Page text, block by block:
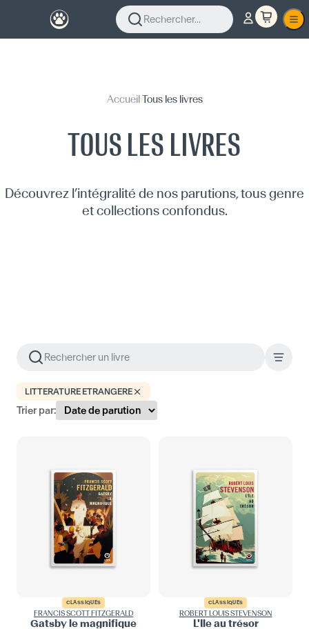
Rechercher...
Accueil›Tous les livres
TOUS LES LIVRES
Découvrez l’intégralité de nos parutions, tous genre
et collections confondus.
LITTERATURE ETRANGERE
Trier par:
CLASSIQUES
FRANCIS SCOTT FITZGERALD
Gatsby le magnifique
CLASSIQUES
ROBERT LOUIS STEVENSON
L'Île au trésor